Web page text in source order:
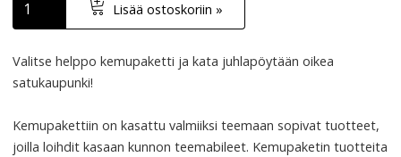
Lisää ostoskoriin »
Valitse helppo kemupaketti ja kata juhlapöytään oikea
satukaupunki!
Kemupakettiin on kasattu valmiiksi teemaan sopivat tuotteet,
joilla loihdit kasaan kunnon teemabileet. Kemupaketin tuotteita